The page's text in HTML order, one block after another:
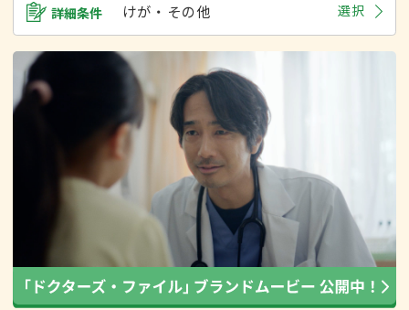
詳細条件 けが・その他 選択